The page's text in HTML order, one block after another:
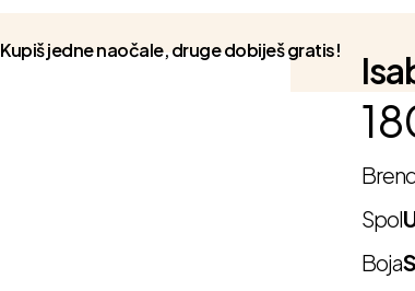
Kupiš jedne naočale, druge dobiješ gratis!
Spol
Boja